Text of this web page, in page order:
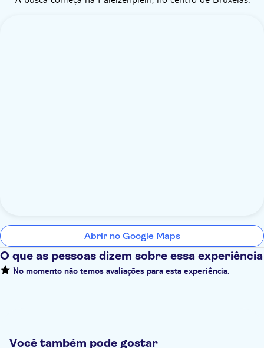
Abrir no Google Maps
O que as pessoas dizem sobre essa experiência
No momento não temos avaliações para esta experiência.
Você também pode gostar